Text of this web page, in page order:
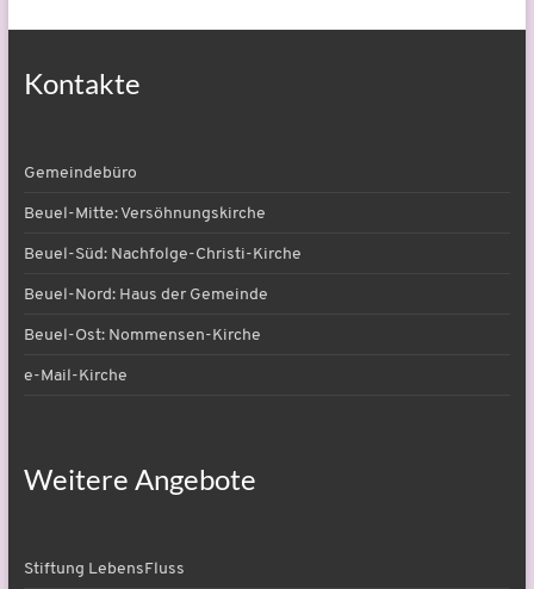
Kontakte
Gemeindebüro
Beuel-Mitte: Versöhnungskirche
Beuel-Süd: Nachfolge-Christi-Kirche
Beuel-Nord: Haus der Gemeinde
Beuel-Ost: Nommensen-Kirche
e-Mail-Kirche
Weitere Angebote
Stiftung LebensFluss